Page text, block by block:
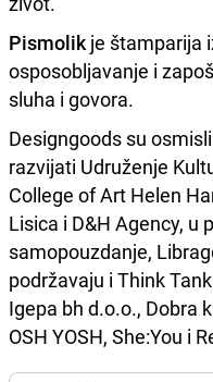
Pismolik je štamparija
osposobljavanje i
sluha i govora.
Designgoods su
razvijati Udruženje
College of Art Helen
Lisica i D&H Agency, u
samopouzdanje,
podržavaju i Think
Igepa bh d.o.o., Dobra
OSH YOSH, She:You i